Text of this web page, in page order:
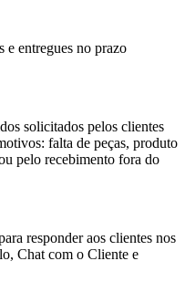
e entregues no prazo
solicitados pelos clientes
falta de peças, produto
pelo recebimento fora do
responder aos clientes nos
Chat com o Cliente e